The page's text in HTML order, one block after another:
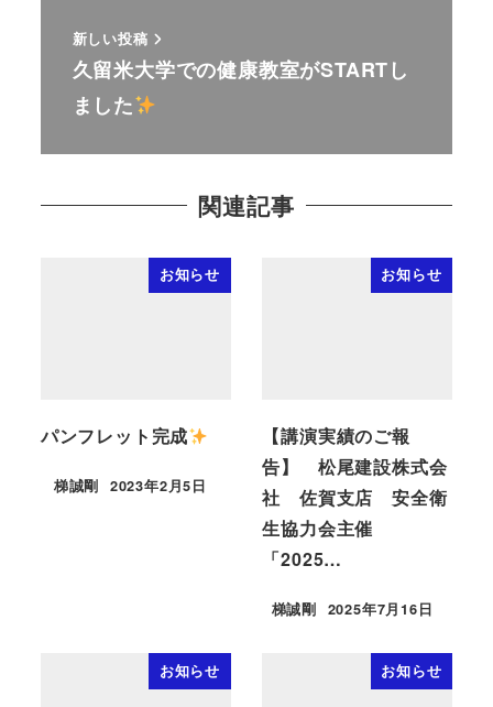
新しい投稿
久留米大学での健康教室がSTARTし
ました
関連記事
お知らせ
パンフレット完成
梯誠剛 2023年2月5日
お知らせ
【講演実績のご報
告】 松尾建設株式会
社 佐賀支店 安全衛
生協力会主催
「2025…
梯誠剛 2025年7月16日
お知らせ お知らせ